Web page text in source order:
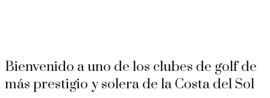
Bienvenido a uno de los clubes de golf de
más prestigio y solera de la Costa del Sol